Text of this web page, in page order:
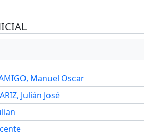
Manuel Oscar
Julián José